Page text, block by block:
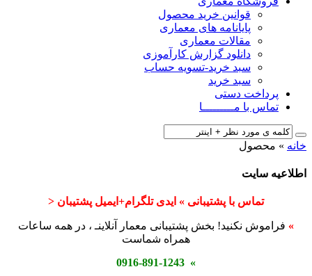
قوانین خرید محصول
پایانامه های معماری
مقالات معماری
دانلود گزارش کارآموزی
سبد خرید-تسویه حساب
سبد خرید
پرداخت دستی
تماس با مـــــــــا
خانه » محصول
اطلاعیه سایت
تماس با پشتیبانی » ایدی تلگرام+ایمیل پشتیبان <
» فراموش نکنید! بخش پشتیبانی معمار آنلاینـ ، در همه ساعات
همراه شماست
» 0916-891-1243